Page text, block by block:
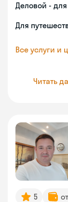
Деловой -
Для
Все услуги и
Читать
5